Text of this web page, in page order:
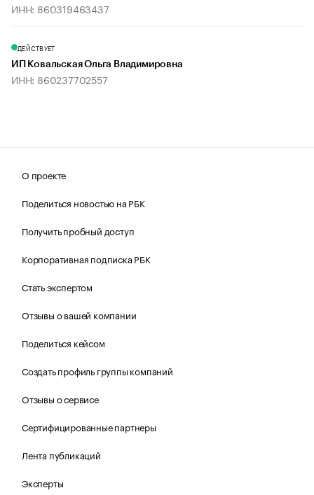
ИНН: 860319463437
ДЕЙСТВУЕТ
ИП Ковальская Ольга Владимировна
ИНН: 860237702557
О проекте
Поделиться новостью на РБК
Получить пробный доступ
Корпоративная подписка РБК
Стать экспертом
Отзывы о вашей компании
Поделиться кейсом
Создать профиль группы компаний
Отзывы о сервисе
Сертифицированные партнеры
Лента публикаций
Эксперты